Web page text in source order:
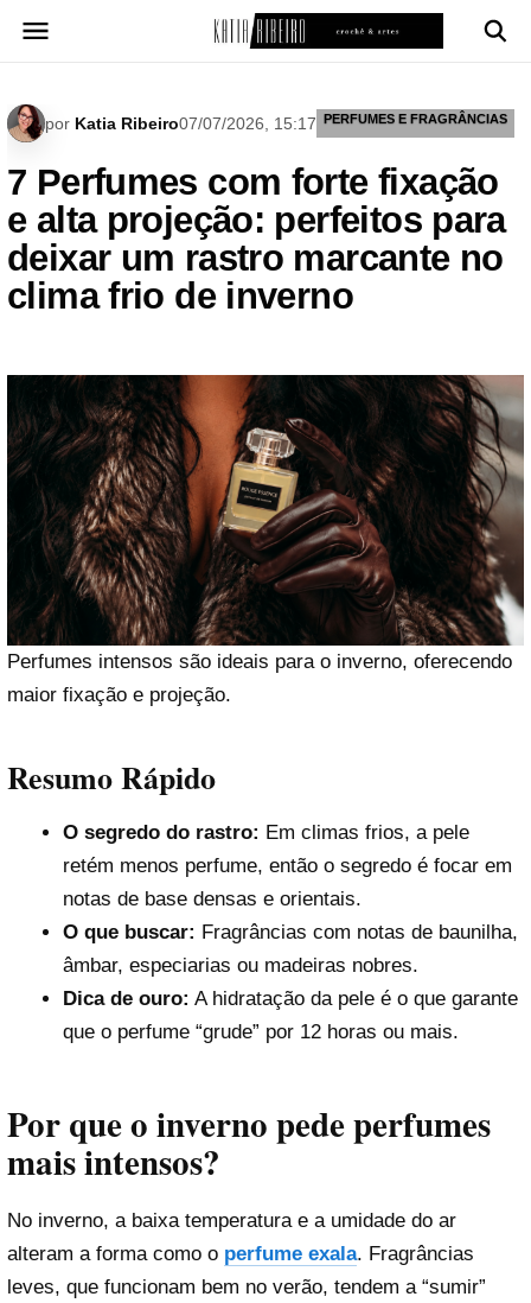
para
por Katia Ribeiro07/07/2026, 15:17 PERFUMES E FRAGRÂNCIAS
7 Perfumes com forte fixação
e alta projeção: perfeitos para
deixar um rastro marcante no
clima frio de inverno
Perfumes intensos são ideais para o inverno, oferecendo
maior fixação e projeção.
Resumo Rápido
O segredo do rastro: Em climas frios, a pele
retém menos perfume, então o segredo é focar em
notas de base densas e orientais.
O que buscar: Fragrâncias com notas de baunilha,
âmbar, especiarias ou madeiras nobres.
Dica de ouro: A hidratação da pele é o que garante
que o perfume “grude” por 12 horas ou mais.
Por que o inverno pede perfumes
mais intensos?
No inverno, a baixa temperatura e a umidade do ar
alteram a forma como o perfume exala. Fragrâncias
leves, que funcionam bem no verão, tendem a “sumir”